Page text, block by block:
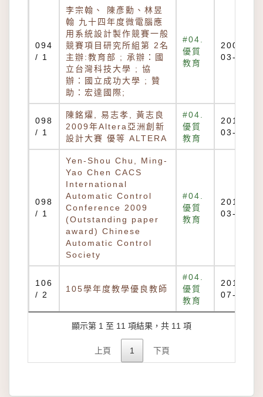
094
/ 1
李宗翰、 陳彥勳、林昱
翰 九十四年度微電腦應
用系統設計製作競賽一般
競賽項目研究所組第 2名
主辦:教育部 ; 承辦：國
立台灣科技大學 ; 協
辦：國立成功大學 ; 贊
助：宏達國際;
#04.
優質
教育
2007-
03-22
098
/ 1
陳銘燿, 易志孝, 黃志良
2009年Altera亞洲創新
設計大賽 優等 ALTERA
#04.
優質
教育
2010-
03-02
098
/ 1
Yen-Shou Chu, Ming-
Yao Chen CACS
International
Automatic Control
Conference 2009
(Outstanding paper
award) Chinese
Automatic Control
Society
#04.
優質
教育
2010-
03-02
106
/ 2
105學年度教學優良教師
#04.
優質
教育
2018-
07-05
顯示第 1 至 11 項結果，共 11 項
上頁 1 下頁